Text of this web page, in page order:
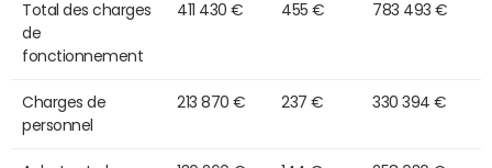
Total des charges
de
fonctionnement
411 430 € 455 € 783 493 €
Charges de
personnel
213 870 € 237 € 330 394 €